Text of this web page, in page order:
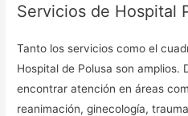
Servicios de Hospital
Tanto los servicios como el
Hospital de Polusa son amplios.
encontrar atención en áreas
reanimación, ginecología,